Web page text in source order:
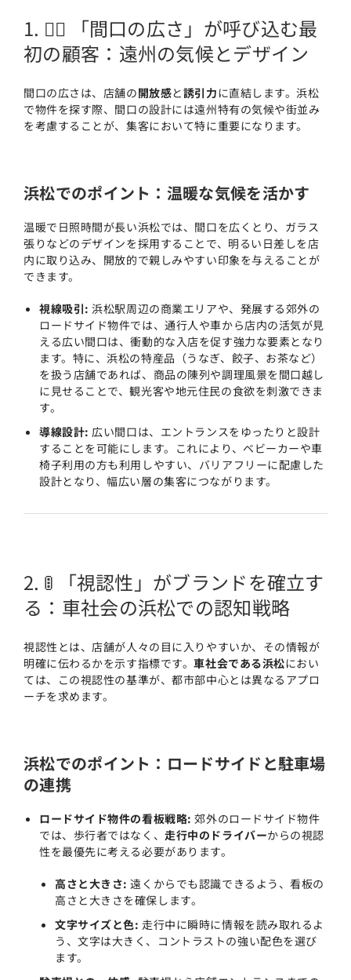
1. 🚶‍♂️ 「間口の広さ」が呼び込む最
初の顧客：遠州の気候とデザイン
間口の広さは、店舗の開放感と誘引力に直結します。浜松
で物件を探す際、間口の設計には遠州特有の気候や街並み
を考慮することが、集客において特に重要になります。
浜松でのポイント：温暖な気候を活かす
温暖で日照時間が長い浜松では、間口を広くとり、ガラス
張りなどのデザインを採用することで、明るい日差しを店
内に取り込み、開放的で親しみやすい印象を与えることが
できます。
視線吸引: 浜松駅周辺の商業エリアや、発展する郊外の
ロードサイド物件では、通行人や車から店内の活気が見
える広い間口は、衝動的な入店を促す強力な要素となり
ます。特に、浜松の特産品（うなぎ、餃子、お茶など）
を扱う店舗であれば、商品の陳列や調理風景を間口越し
に見せることで、観光客や地元住民の食欲を刺激できま
す。
導線設計: 広い間口は、エントランスをゆったりと設計
することを可能にします。これにより、ベビーカーや車
椅子利用の方も利用しやすい、バリアフリーに配慮した
設計となり、幅広い層の集客につながります。
2. 🚦 「視認性」がブランドを確立す
る：車社会の浜松での認知戦略
視認性とは、店舗が人々の目に入りやすいか、その情報が
明確に伝わるかを示す指標です。車社会である浜松におい
ては、この視認性の基準が、都市部中心とは異なるアプロ
ーチを求めます。
浜松でのポイント：ロードサイドと駐車場
の連携
ロードサイド物件の看板戦略: 郊外のロードサイド物件
では、歩行者ではなく、走行中のドライバーからの視認
性を最優先に考える必要があります。
高さと大きさ: 遠くからでも認識できるよう、看板の
高さと大きさを確保します。
文字サイズと色: 走行中に瞬時に情報を読み取れるよ
う、文字は大きく、コントラストの強い配色を選び
ます。